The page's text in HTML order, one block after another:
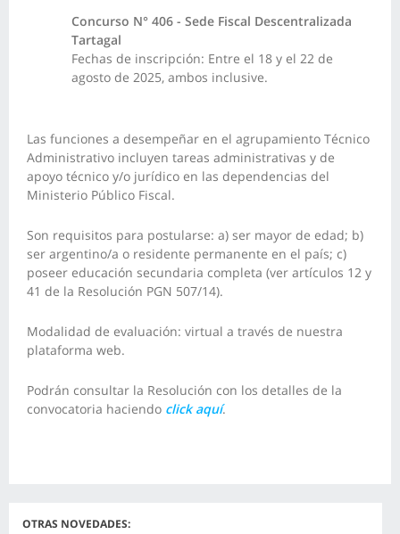
Concurso N° 406 - Sede Fiscal Descentralizada
Tartagal
Fechas de inscripción: Entre el 18 y el 22 de
agosto de 2025, ambos inclusive.
Las funciones a desempeñar en el agrupamiento Técnico
Administrativo incluyen tareas administrativas y de
apoyo técnico y/o jurídico en las dependencias del
Ministerio Público Fiscal.
Son requisitos para postularse: a) ser mayor de edad; b)
ser argentino/a o residente permanente en el país; c)
poseer educación secundaria completa (ver artículos 12 y
41 de la Resolución PGN 507/14).
Modalidad de evaluación: virtual a través de nuestra
plataforma web.
Podrán consultar la Resolución con los detalles de la
convocatoria haciendo click aquí.
OTRAS NOVEDADES: